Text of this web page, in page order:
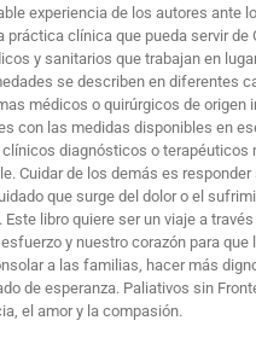
experiencia de los autores ante
clínica que pueda servir de
y sanitarios que trabajan en
se describen en diferentes
médicos o quirúrgicos de origen
con las medidas disponibles en
diagnósticos o terapéuticos
Cuidar de los demás es
que surge del dolor o el
libro quiere ser un viaje a través
y nuestro corazón para
a las familias, hacer más
de esperanza. Paliativos sin
el amor y la compasión.